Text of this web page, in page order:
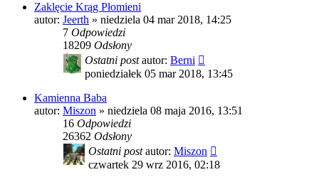
Zaklęcie Krąg Płomieni
autor: Jeerth » niedziela 04 mar 2018, 14:25
7 Odpowiedzi
18209 Odsłony
Ostatni postautor: Berni
poniedziałek 05 mar 2018, 13:45
Kamienna Baba
autor: Miszon » niedziela 08 maja 2016, 13:51
16 Odpowiedzi
26362 Odsłony
Ostatni postautor: Miszon
czwartek 29 wrz 2016, 02:18